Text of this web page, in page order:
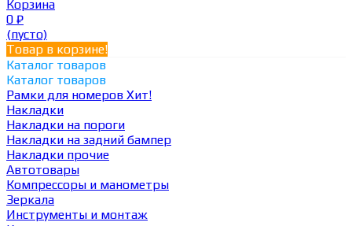
Корзина
0 ₽
(пусто)
Товар в корзине!
Каталог товаров
Каталог товаров
Рамки для номеров Хит!
Накладки
Накладки на пороги
Накладки на задний бампер
Накладки прочие
Автотовары
Компрессоры и манометры
Зеркала
Инструменты и монтаж